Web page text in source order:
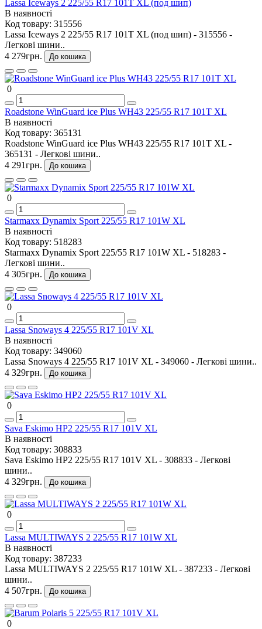
Lassa Iceways 2 225/55 R17 101T XL (под шип)
В наявності
Код товару: 315556
Lassa Iceways 2 225/55 R17 101T XL (под шип) - 315556 -
Легкові шини..
4 279грн.
До кошика
0
Roadstone WinGuard ice Plus WH43 225/55 R17 101T XL
В наявності
Код товару: 365131
Roadstone WinGuard ice Plus WH43 225/55 R17 101T XL -
365131 - Легкові шини..
4 291грн.
До кошика
0
Starmaxx Dynamix Sport 225/55 R17 101W XL
В наявності
Код товару: 518283
Starmaxx Dynamix Sport 225/55 R17 101W XL - 518283 -
Легкові шини..
4 305грн.
До кошика
0
Lassa Snoways 4 225/55 R17 101V XL
В наявності
Код товару: 349060
Lassa Snoways 4 225/55 R17 101V XL - 349060 - Легкові шини..
4 329грн.
До кошика
0
Sava Eskimo HP2 225/55 R17 101V XL
В наявності
Код товару: 308833
Sava Eskimo HP2 225/55 R17 101V XL - 308833 - Легкові
шини..
4 329грн.
До кошика
0
Lassa MULTIWAYS 2 225/55 R17 101W XL
В наявності
Код товару: 387233
Lassa MULTIWAYS 2 225/55 R17 101W XL - 387233 - Легкові
шини..
4 507грн.
До кошика
0